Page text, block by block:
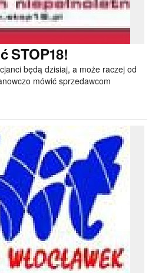
STOP18!
będą dzisiaj, a może raczej od
mówić sprzedawcom